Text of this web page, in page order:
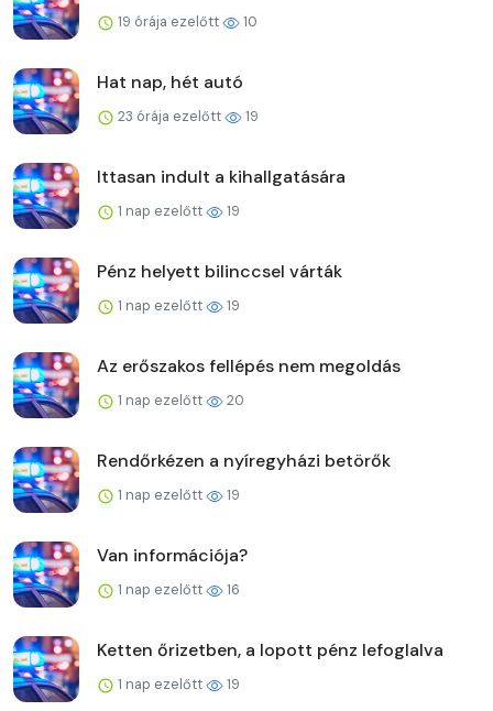
19 órája ezelőtt 10
Hat nap, hét autó
23 órája ezelőtt 19
Ittasan indult a kihallgatására
1 nap ezelőtt 19
Pénz helyett bilinccsel várták
1 nap ezelőtt 19
Az erőszakos fellépés nem megoldás
1 nap ezelőtt 20
Rendőrkézen a nyíregyházi betörők
1 nap ezelőtt 19
Van információja?
1 nap ezelőtt 16
Ketten őrizetben, a lopott pénz lefoglalva
1 nap ezelőtt 19